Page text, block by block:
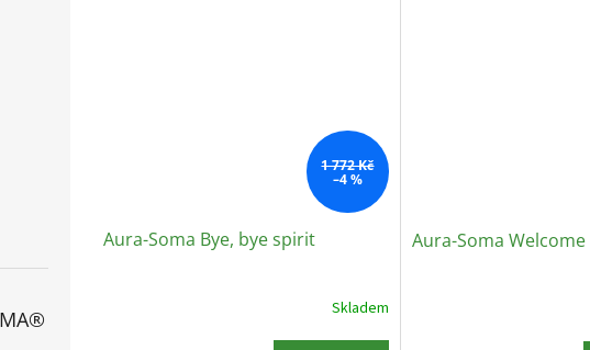
1 772 Kč
–4 %
Aura-Soma Bye, bye spirit
Skladem
Aura-Soma